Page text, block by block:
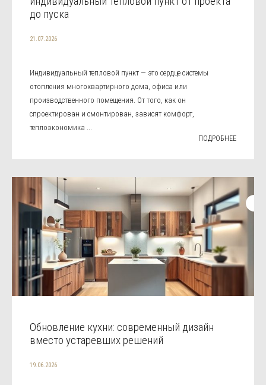
до пуска
21.07.2026
Индивидуальный тепловой пункт — это сердце системы
отопления многоквартирного дома, офиса или
производственного помещения. От того, как он
спроектирован и смонтирован, зависят комфорт,
теплоэкономика ...
ПОДРОБНЕЕ
Обновление кухни: современный дизайн
вместо устаревших решений
19.06.2026